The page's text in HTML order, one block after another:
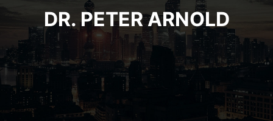
DR. PETER ARNOLD